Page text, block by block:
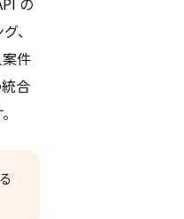
、
件
合